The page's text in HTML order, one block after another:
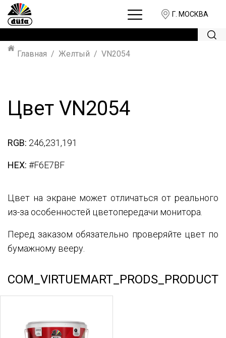
Г. МОСКВА
Главная Желтый VN2054
Цвет VN2054
RGB: 246,231,191
HEX: #F6E7BF
Цвет на экране может отличаться от реального
из-за особенностей цветопередачи монитора.
Перед заказом обязательно проверяйте цвет по
бумажному вееру.
COM_VIRTUEMART_PRODS_PRODUCT